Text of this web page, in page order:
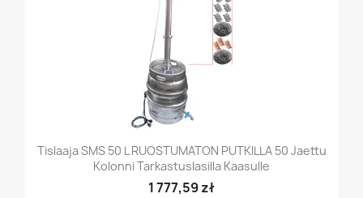
Tislaaja SMS 50 L RUOSTUMATON PUTKILLA 50 Jaettu
Kolonni Tarkastuslasilla Kaasulle
1 777,59 zł